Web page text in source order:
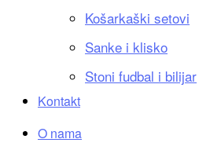
Košarkaški setovi
Sanke i klisko
Stoni fudbal i bilijar
Kontakt
O nama